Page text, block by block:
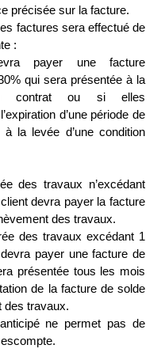
précisée sur la facture.
factures sera effectué de
:
payer une facture
qui sera présentée à la
contrat ou si elles
d’une période de
à la levée d’une condition
des travaux n’excédant
devra payer la facture
des travaux.
des travaux excédant 1
payer une facture de
présentée tous les mois
de la facture de solde
des travaux.
ne permet pas de
escompte.